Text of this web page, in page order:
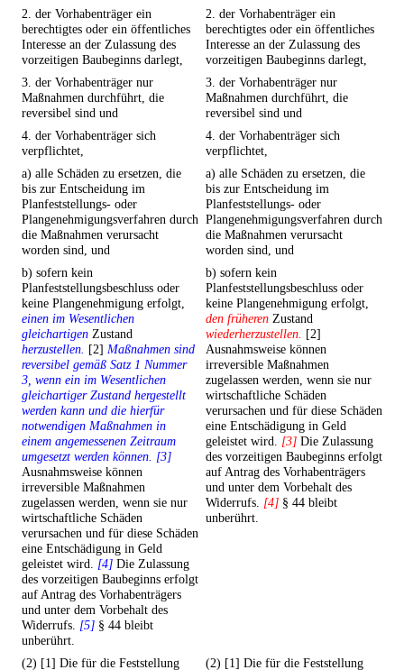
2. der Vorhabenträger ein
berechtigtes oder ein öffentliches
Interesse an der Zulassung des
vorzeitigen Baubeginns darlegt,
2. der Vorhabenträger ein
berechtigtes oder ein öffentliches
Interesse an der Zulassung des
vorzeitigen Baubeginns darlegt,
3. der Vorhabenträger nur
Maßnahmen durchführt, die
reversibel sind und
3. der Vorhabenträger nur
Maßnahmen durchführt, die
reversibel sind und
4. der Vorhabenträger sich
verpflichtet,
4. der Vorhabenträger sich
verpflichtet,
a) alle Schäden zu ersetzen, die
bis zur Entscheidung im
Planfeststellungs- oder
Plangenehmigungsverfahren durch
die Maßnahmen verursacht
worden sind, und
a) alle Schäden zu ersetzen, die
bis zur Entscheidung im
Planfeststellungs- oder
Plangenehmigungsverfahren durch
die Maßnahmen verursacht
worden sind, und
b) sofern kein
Planfeststellungsbeschluss oder
keine Plangenehmigung erfolgt,
einen im Wesentlichen
gleichartigen Zustand
herzustellen. [2] Maßnahmen sind
reversibel gemäß Satz 1 Nummer
3, wenn ein im Wesentlichen
gleichartiger Zustand hergestellt
werden kann und die hierfür
notwendigen Maßnahmen in
einem angemessenen Zeitraum
umgesetzt werden können. [3]
Ausnahmsweise können
irreversible Maßnahmen
zugelassen werden, wenn sie nur
wirtschaftliche Schäden
verursachen und für diese Schäden
eine Entschädigung in Geld
geleistet wird. [4] Die Zulassung
des vorzeitigen Baubeginns erfolgt
auf Antrag des Vorhabenträgers
und unter dem Vorbehalt des
Widerrufs. [5] § 44 bleibt
unberührt.
b) sofern kein
Planfeststellungsbeschluss oder
keine Plangenehmigung erfolgt,
den früheren Zustand
wiederherzustellen. [2]
Ausnahmsweise können
irreversible Maßnahmen
zugelassen werden, wenn sie nur
wirtschaftliche Schäden
verursachen und für diese Schäden
eine Entschädigung in Geld
geleistet wird. [3] Die Zulassung
des vorzeitigen Baubeginns erfolgt
auf Antrag des Vorhabenträgers
und unter dem Vorbehalt des
Widerrufs. [4] § 44 bleibt
unberührt.
(2) [1] Die für die Feststellung (2) [1] Die für die Feststellung